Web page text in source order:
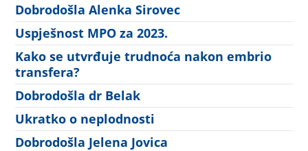
Dobrodošla Alenka Sirovec
Uspješnost MPO za 2023.
Kako se utvrđuje trudnoća nakon embrio
transfera?
Dobrodošla dr Belak
Ukratko o neplodnosti
Dobrodošla Jelena Jovica